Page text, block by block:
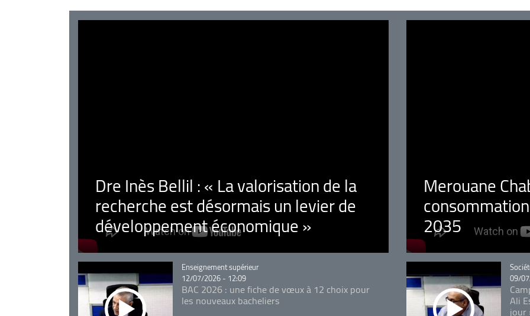
Dre Inès Bellil : « La valorisation de la
recherche est désormais un levier de
développement économique »
Merouane
2035
Catégorie
Enseignement supérieur
12/07/2026 - 12:09
BAC 2026 : une fiche de vœux à 12 choix pour
les nouveaux bacheliers
09/
Ali
jour